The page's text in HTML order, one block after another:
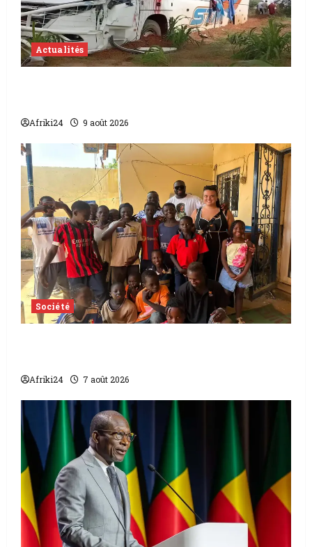
Actualités
Afriki24 9 août 2026
Société
Afriki24 7 août 2026